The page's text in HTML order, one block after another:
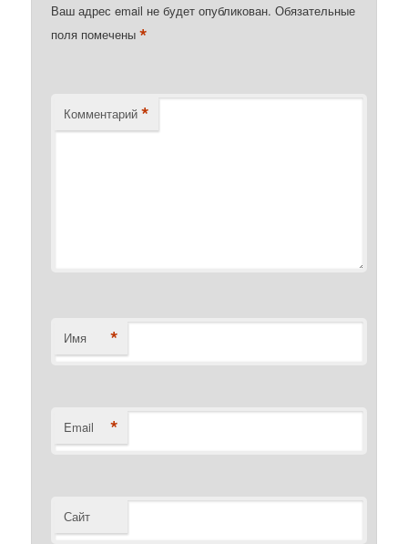
Ваш адрес email не будет опубликован. Обязательные
поля помечены*
Комментарий *
Имя *
Email *
Сайт